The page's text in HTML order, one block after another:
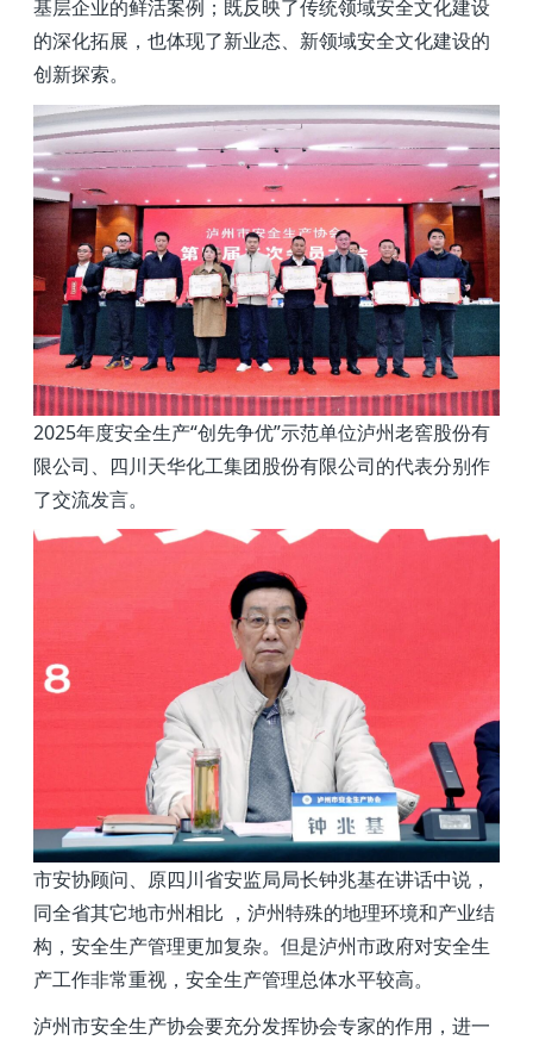
基层企业的鲜活案例；既反映了传统领域安全文化建设
的深化拓展，也体现了新业态、新领域安全文化建设的
创新探索。
2025年度安全生产“创先争优”示范单位泸州老窖股份有
限公司、 四川天华化工集团股份有限公司的代表分别作
了交流发言。
市安协顾问、原四川省安监局局长钟兆基在讲话中说，
同全省其它地市州相比 ，泸州特殊的地理环境和产业结
构，安全生产管理更加复杂。但是泸州市政府对安全生
产工作非常重视，安全生产管理总体水平较高。
泸州市安全生产协会要充分发挥协会专家的作用，进一